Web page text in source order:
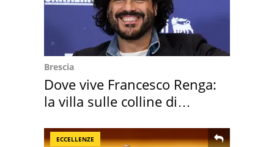
Brescia
Dove vive Francesco Renga:
la villa sulle colline di
ECCELLENZE